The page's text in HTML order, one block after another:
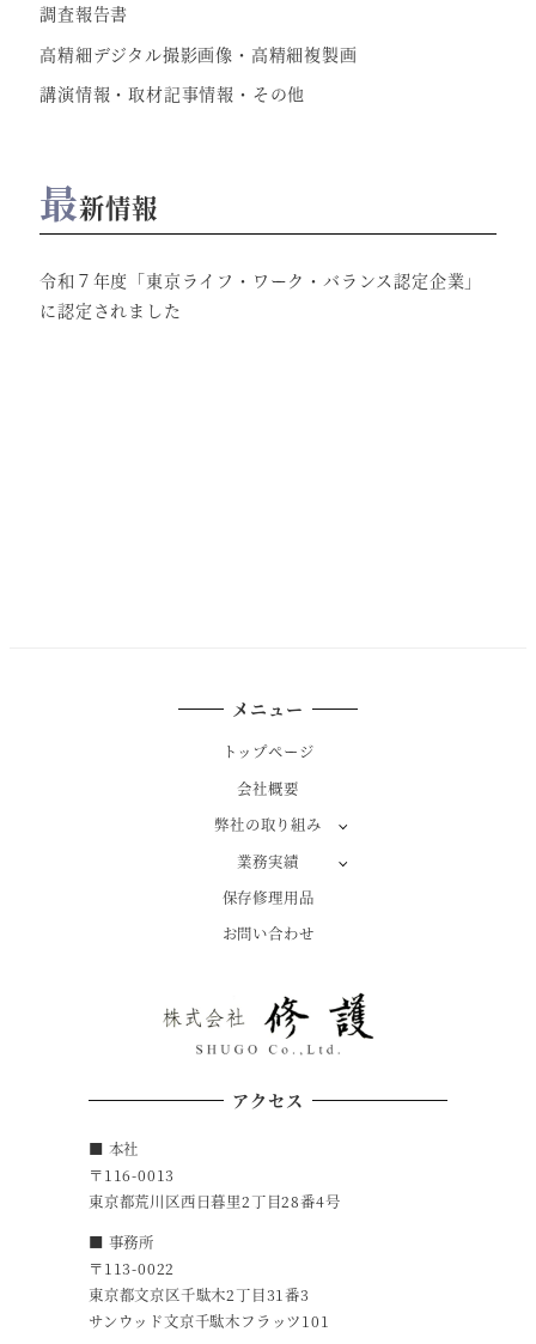
調査報告書
高精細デジタル撮影画像・高精細複製画
講演情報・取材記事情報・その他
最新情報
令和７年度「東京ライフ・ワーク・バランス認定企業」
に認定されました
メニュー
トップページ
会社概要
弊社の取り組み
業務実績
保存修理用品
お問い合わせ
アクセス
■ 本社
〒116-0013
東京都荒川区西日暮里2丁目28番4号
■ 事務所
〒113-0022
東京都文京区千駄木2丁目31番3
サンウッド文京千駄木フラッツ101